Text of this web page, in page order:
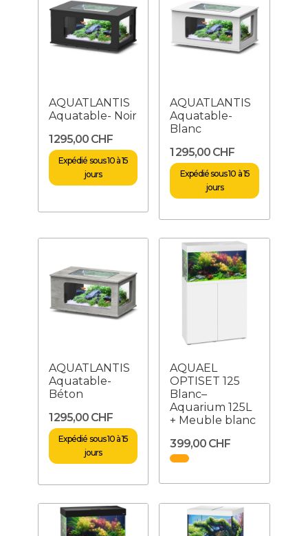
AQUATLANTIS
Aquatable- Noir
1 295,00 CHF
Expédié sous 10 à 15
jours
AQUATLANTIS
Aquatable-
Blanc
1 295,00 CHF
Expédié sous 10 à 15
jours
AQUATLANTIS
Aquatable-
Béton
1 295,00 CHF
Expédié sous 10 à 15
jours
AQUAEL
OPTISET 125
Blanc–
Aquarium 125L
+ Meuble blanc
399,00 CHF